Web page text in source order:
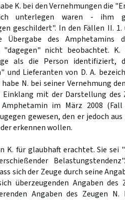
K. bei den Vernehmungen die
unterlegen waren - ihm
geschildert". In den Fällen II. 1.
des Amphetamins
nicht beobachtet. K.
als die Person identifiziert,
und Lieferanten von D. A.
N. bei seiner Vernehmung
mit der Darstellung des
im März 2008
gewesen, den er jedoch
erkennen wollen.
K. für glaubhaft erachtet. Sie sei
sich der Zeuge durch seine
überzeugenden Angaben des
Angaben des Zeugen N.